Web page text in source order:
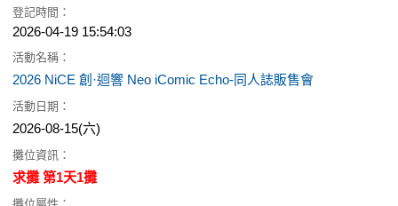
登記時間：
2026-04-19 15:54:03
活動名稱：
2026 NiCE 創·迴響 Neo iComic Echo-同人誌販售會
活動日期：
2026-08-15(六)
攤位資訊：
求攤 第1天1攤